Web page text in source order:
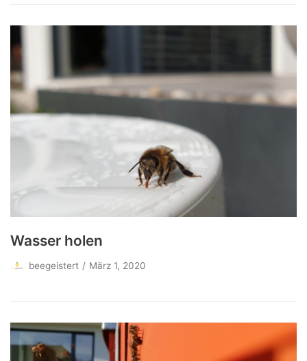
Wasser holen
beegeistert März 1, 2020